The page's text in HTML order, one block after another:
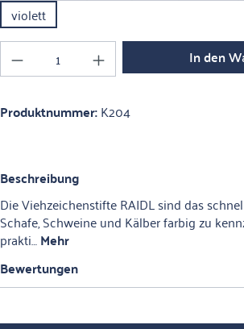
violett
Produkt Anzahl: Gib den In den
Produktnummer:K204
Beschreibung
Die Viehzeichenstifte RAIDL sind das
Schafe, Schweine und Kälber farbig zu
prakti…Mehr
Bewertungen